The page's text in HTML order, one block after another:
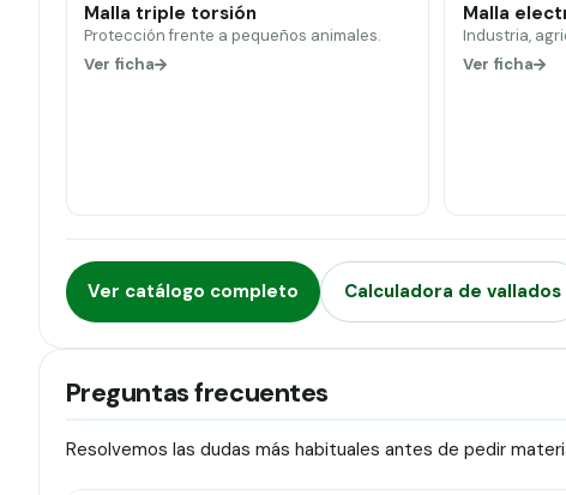
Malla triple torsión
Protección frente a pequeños animales.
Ver ficha
Malla
Industria,
Ver ficha
Ver catálogo completo Calculadora de vallados
Preguntas frecuentes
Resolvemos las dudas más habituales antes de pedir